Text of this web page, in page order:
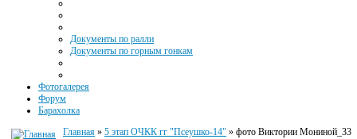
Документы по ралли
Документы по горным гонкам
Фотогалерея
Форум
Барахолка
Главная » 5 этап ОЧКК гг "Псеушко-14" » фото Виктории Мониной_33